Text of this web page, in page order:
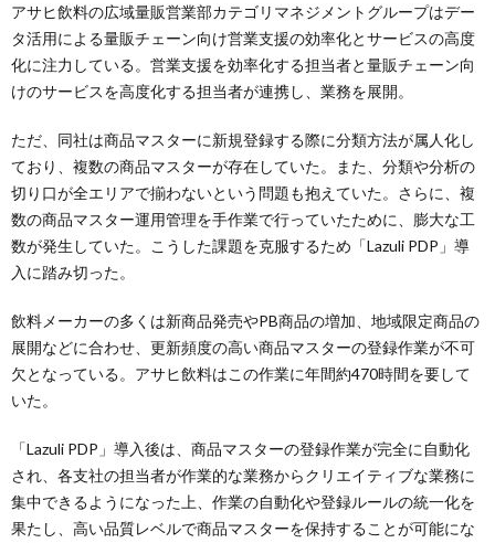
アサヒ飲料の広域量販営業部カテゴリマネジメントグループはデー
タ活用による量販チェーン向け営業支援の効率化とサービスの高度
化に注力している。営業支援を効率化する担当者と量販チェーン向
けのサービスを高度化する担当者が連携し、業務を展開。
ただ、同社は商品マスターに新規登録する際に分類方法が属人化し
ており、複数の商品マスターが存在していた。また、分類や分析の
切り口が全エリアで揃わないという問題も抱えていた。さらに、複
数の商品マスター運用管理を手作業で行っていたために、膨大な工
数が発生していた。こうした課題を克服するため「Lazuli PDP」導
入に踏み切った。
飲料メーカーの多くは新商品発売やPB商品の増加、地域限定商品の
展開などに合わせ、更新頻度の高い商品マスターの登録作業が不可
欠となっている。アサヒ飲料はこの作業に年間約470時間を要して
いた。
「Lazuli PDP」導入後は、商品マスターの登録作業が完全に自動化
され、各支社の担当者が作業的な業務からクリエイティブな業務に
集中できるようになった上、作業の自動化や登録ルールの統一化を
果たし、高い品質レベルで商品マスターを保持することが可能にな